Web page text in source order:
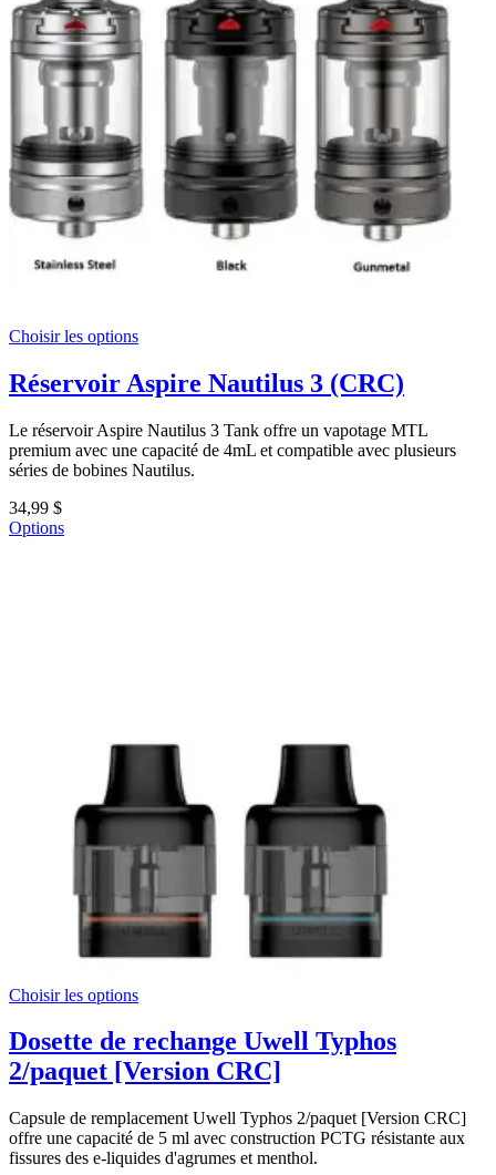
Choisir les options
Réservoir Aspire Nautilus 3 (CRC)
Le réservoir Aspire Nautilus 3 Tank offre un vapotage MTL
premium avec une capacité de 4mL et compatible avec plusieurs
séries de bobines Nautilus.
34,99 $
Options
Choisir les options
Dosette de rechange Uwell Typhos
2/paquet [Version CRC]
Capsule de remplacement Uwell Typhos 2/paquet [Version CRC]
offre une capacité de 5 ml avec construction PCTG résistante aux
fissures des e-liquides d'agrumes et menthol.